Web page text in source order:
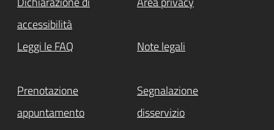
accessibilità
Leggi le FAQ Note legali
Prenotazione
appuntamento
Segnalazione
disservizio